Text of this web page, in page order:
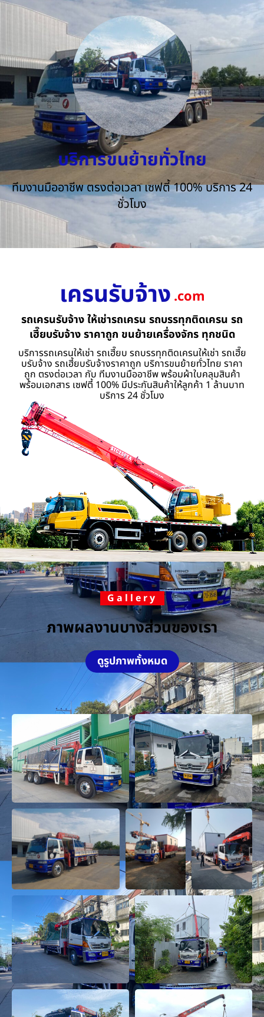
บริการขนย้ายทั่วไทย
ทีมงานมืออาชีพ ตรงต่อเวลา เซฟตี้ 100% บริการ 24
ชั่วโมง
เครนรับจ้าง .com
รถเครนรับจ้าง ให้เช่ารถเครน รถบรรทุกติดเครน รถ
เฮี๊ยบรับจ้าง ราคาถูก ขนย้ายเครื่องจักร ทุกชนิด
บริการรถเครนให้เช่า รถเฮี๊ยบ รถบรรทุกติดเครนให้เช่า รถเฮี๊ย
บรับจ้าง รถเฮี้ยบรับจ้างราคาถูก บริการขนย้ายทั่วไทย ราคา
ถูก ตรงต่อเวลา กับ ทีมงานมืออาชีพ พร้อมผ้าใบคลุมสินค้า
พร้อมเอกสาร เซฟตี้ 100% มีประกันสินค้าให้ลูกค้า 1 ล้านบาท
บริการ 24 ชั่วโมง
Gallery
ภาพผลงานบางส่วนของเรา
ดูรูปภาพทั้งหมด